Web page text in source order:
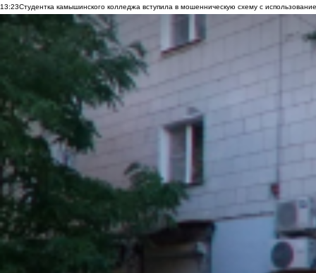
13:23Студентка камышинского колледжа вступила в мошенническую схему с